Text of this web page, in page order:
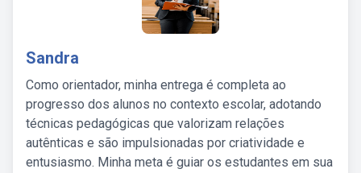
Sandra
Como orientador, minha entrega é completa ao
progresso dos alunos no contexto escolar, adotando
técnicas pedagógicas que valorizam relações
autênticas e são impulsionadas por criatividade e
entusiasmo. Minha meta é guiar os estudantes em sua